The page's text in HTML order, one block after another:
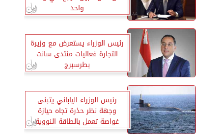
واحد
رئيس الوزراء يستعرض مع وزيرة
التجارة فعاليات منتدى سانت
بطرسبرج
رئيس الوزراء الياباني يتبنى
وجهة نظر حذرة تجاه حيازة
غواصة تعمل بالطاقة النووية